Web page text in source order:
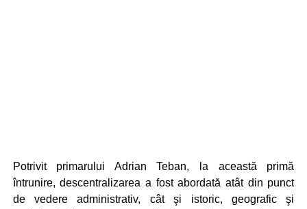
Potrivit primarului Adrian Teban, la această primă
întrunire, descentralizarea a fost abordată atât din punct
de vedere administrativ, cât şi istoric, geografic şi